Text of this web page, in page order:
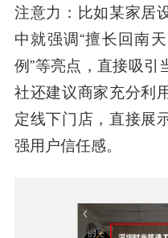
注意力：比如某家居
中就强调“擅长回南
例”等亮点，直接吸
社还建议商家充分
定线下门店，直接展
强用户信任感。